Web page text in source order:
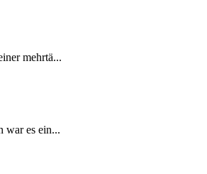
mehrtä...
war es ein...